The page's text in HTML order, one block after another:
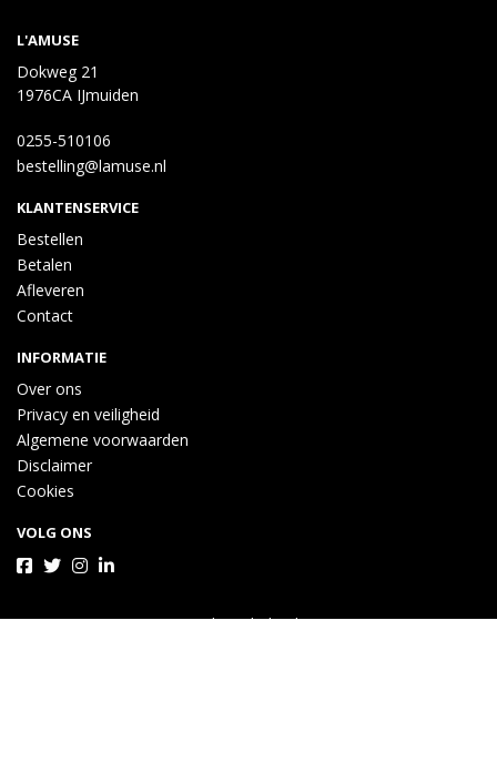
L'AMUSE
Dokweg 21
1976CA IJmuiden
0255-510106
bestelling@lamuse.nl
KLANTENSERVICE
Bestellen
Betalen
Afleveren
Contact
INFORMATIE
Over ons
Privacy en veiligheid
Algemene voorwaarden
Disclaimer
Cookies
VOLG ONS
Taal